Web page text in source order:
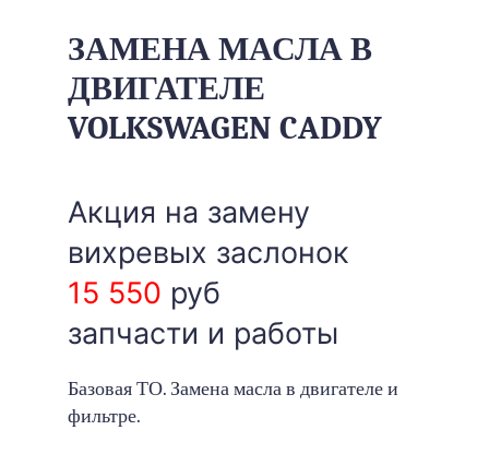
ЗАМЕНА МАСЛА В
ДВИГАТЕЛЕ
VOLKSWAGEN CADDY
Акция на замену
вихревых заслонок
15 550 руб
запчасти и работы
Базовая ТО. Замена масла в двигателе и
фильтре.